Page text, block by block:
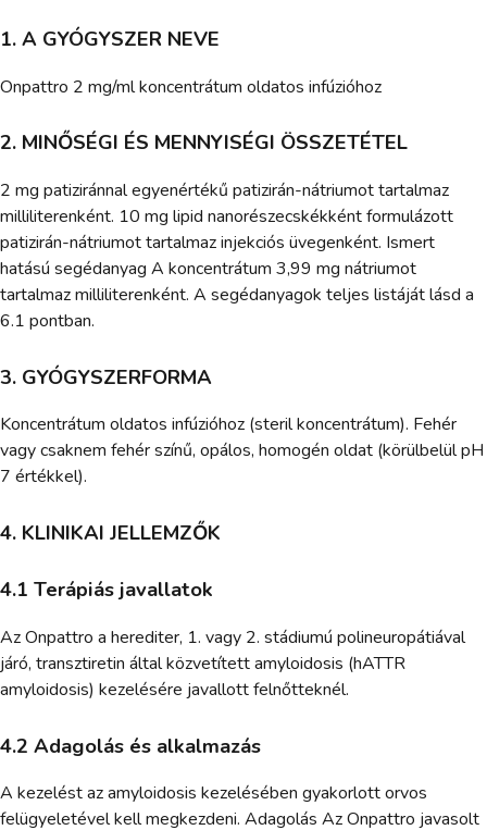
1. A GYÓGYSZER NEVE
Onpattro 2 mg/ml koncentrátum oldatos infúzióhoz
2. MINŐSÉGI ÉS MENNYISÉGI ÖSSZETÉTEL
2 mg patiziránnal egyenértékű patizirán-nátriumot tartalmaz
milliliterenként. 10 mg lipid nanorészecskékként formulázott
patizirán-nátriumot tartalmaz injekciós üvegenként. Ismert
hatású segédanyag A koncentrátum 3,99 mg nátriumot
tartalmaz milliliterenként. A segédanyagok teljes listáját lásd a
6.1 pontban.
3. GYÓGYSZERFORMA
Koncentrátum oldatos infúzióhoz (steril koncentrátum). Fehér
vagy csaknem fehér színű, opálos, homogén oldat (körülbelül pH
7 értékkel).
4. KLINIKAI JELLEMZŐK
4.1 Terápiás javallatok
Az Onpattro a herediter, 1. vagy 2. stádiumú polineuropátiával
járó, transztiretin által közvetített amyloidosis (hATTR
amyloidosis) kezelésére javallott felnőtteknél.
4.2 Adagolás és alkalmazás
A kezelést az amyloidosis kezelésében gyakorlott orvos
felügyeletével kell megkezdeni. Adagolás Az Onpattro javasolt